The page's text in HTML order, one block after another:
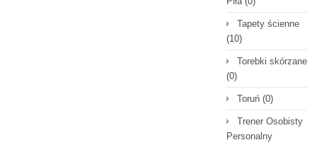
Tapety ścienne
(10)
Torebki skórzane
(0)
Toruń (0)
Trener Osobisty
Personalny